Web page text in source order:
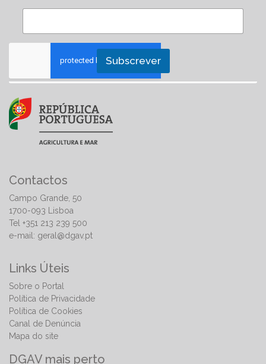
Subscrever
Contactos
Campo Grande, 50
1700-093 Lisboa
Tel +351 213 239 500
e-mail: geral@dgav.pt
Links Úteis
Sobre o Portal
Política de Privacidade
Política de Cookies
Canal de Denúncia
Mapa do site
DGAV mais perto